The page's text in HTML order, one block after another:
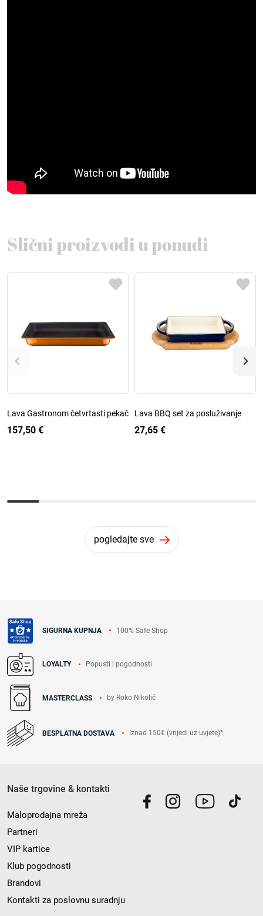
Slični proizvodi u ponudi
Lava Gastronom četvrtasti pekač
157,50 €
Lava BBQ set za posluživanje
27,65 €
pogledajte sve
SIGURNA KUPNJA 100% Safe Shop
LOYALTY Popusti i pogodnosti
MASTERCLASS by Roko Nikolić
BESPLATNA DOSTAVA Iznad 150€ (vrijedi uz uvjete)*
Naše trgovine & kontakti
Maloprodajna mreža
Partneri
VIP kartice
Klub pogodnosti
Brandovi
Kontakti za poslovnu suradnju